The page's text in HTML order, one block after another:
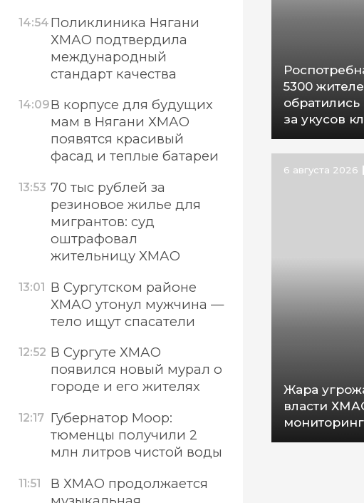
14:54 Поликлиника Нягани
ХМАО подтвердила
международный
стандарт качества
14:09В корпусе для будущих
мам в Нягани ХМАО
появятся красивый
фасад и теплые батареи
13:53 70 тыс рублей за
резиновое жилье для
мигрантов: суд
оштрафовал
жительницу ХМАО
13:01 В Сургутском районе
ХМАО утонул мужчина —
тело ищут спасатели
12:52 В Сургуте ХМАО
появился новый мурал о
городе и его жителях
12:17 Губернатор Моор:
тюменцы получили 2
млн литров чистой воды
11:51
В ХМАО продолжается
5300
за укусов
6 августа 2026
Жара
власти